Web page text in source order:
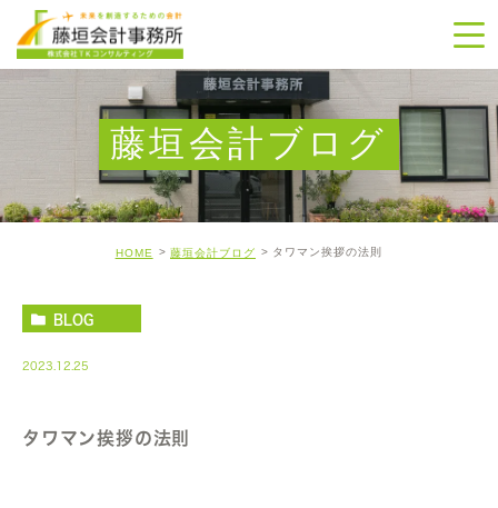
藤垣会計ブログ
HOME 藤垣会計ブログ タワマン挨拶の法則
BLOG
2023.12.25
タワマン挨拶の法則